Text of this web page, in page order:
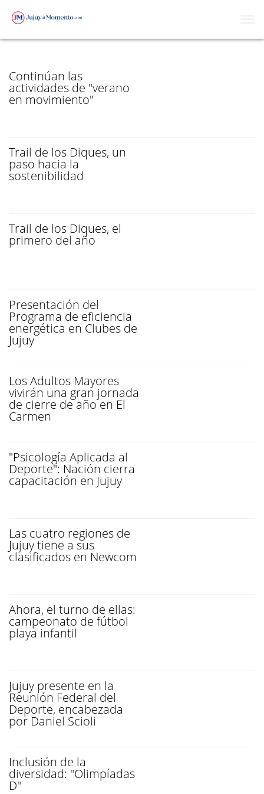
SECRETARÍA DE DEPORTES
Continúan las
actividades de "verano
en movimiento"
Trail de los Diques, un
paso hacia la
sostenibilidad
Trail de los Diques, el
primero del año
Presentación del
Programa de eficiencia
energética en Clubes de
Jujuy
Los Adultos Mayores
vivirán una gran jornada
de cierre de año en El
Carmen
"Psicología Aplicada al
Deporte": Nación cierra
capacitación en Jujuy
Las cuatro regiones de
Jujuy tiene a sus
clasificados en Newcom
Ahora, el turno de ellas:
campeonato de fútbol
playa infantil
Jujuy presente en la
Reunión Federal del
Deporte, encabezada
por Daniel Scioli
Inclusión de la
diversidad: "Olimpíadas
D"